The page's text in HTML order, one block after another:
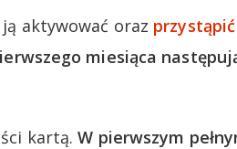
aktywować oraz
miesiąca
kartą.W pierwszym